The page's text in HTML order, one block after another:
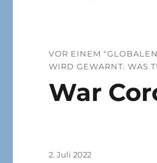
VOR EINEM
WIRD GEWARNT. WAS
War
Veröffentlicht
2. Juli 2022